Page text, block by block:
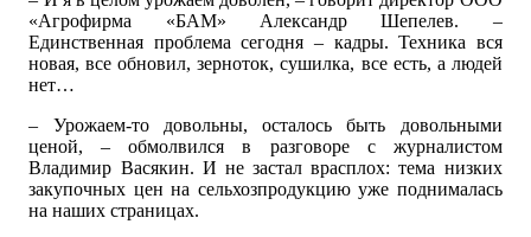
«Агрофирма «БАМ» Александр Шепелев. –
Единственная проблема сегодня – кадры. Техника вся
новая, все обновил, зерноток, сушилка, все есть, а людей
нет…
– Урожаем-то довольны, осталось быть довольными
ценой, – обмолвился в разговоре с журналистом
Владимир Васякин. И не застал врасплох: тема низких
закупочных цен на сельхозпродукцию уже поднималась
на наших страницах.